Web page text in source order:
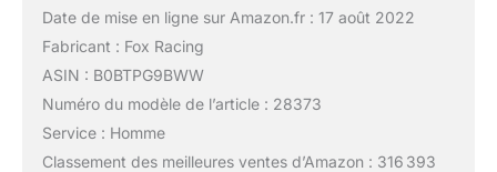
Date de mise en ligne sur Amazon.fr : 17 août 2022
Fabricant : Fox Racing
ASIN : B0BTPG9BWW
Numéro du modèle de l’article : 28373
Service : Homme
Classement des meilleures ventes d’Amazon : 316 393